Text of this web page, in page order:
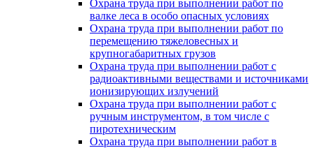
Охрана труда при выполнении работ по
валке леса в особо опасных условиях
Охрана труда при выполнении работ по
перемещению тяжеловесных и
крупногабаритных грузов
Охрана труда при выполнении работ с
радиоактивными веществами и источниками
ионизирующих излучений
Охрана труда при выполнении работ с
ручным инструментом, в том числе с
пиротехническим
Охрана труда при выполнении работ в